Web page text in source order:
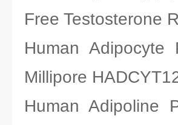
Free Testosterone
Human
Millipore
Human